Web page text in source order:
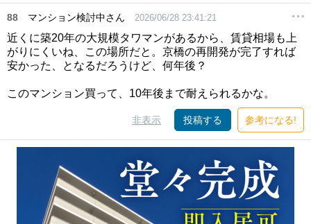
88 マンション検討中さん 2026/06/28 23:41:21
近くに築20年の大規模タワマンがあるから、賃貸相場も上
がりにくいね、この場所だと。京橋の再開発が完了すれば
安かった、となるだろうけど、何年後？
このマンション買って、10年後まで耐えられるかな。
非表示 投稿する 参考になる!